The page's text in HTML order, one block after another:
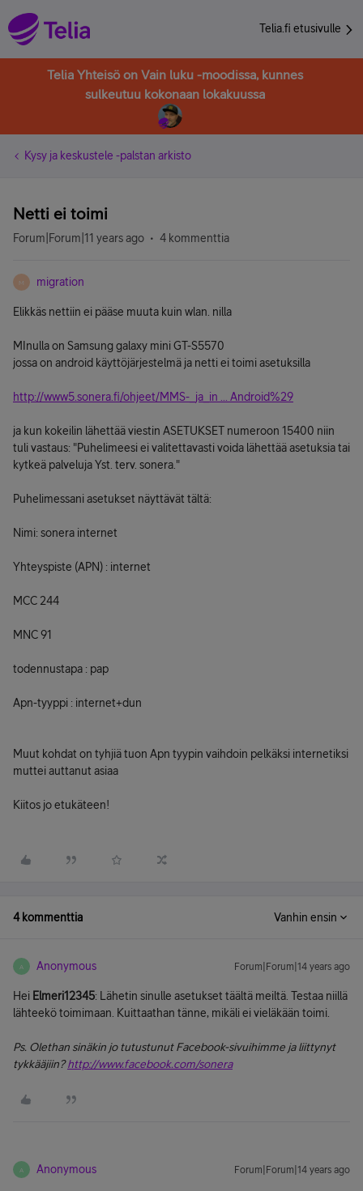
Telia.fi etusivulle
Telia Yhteisö on Vain luku -moodissa, kunnes
sulkeutuu kokonaan lokakuussa
Kysy ja keskustele -palstan arkisto
Netti ei toimi
Forum|Forum|11 years ago 4 kommenttia
M migration
Elikkäs nettiin ei pääse muuta kuin wlan. nilla
MInulla on Samsung galaxy mini GT-S5570
jossa on android käyttöjärjestelmä ja netti ei toimi asetuksilla
http://www5.sonera.fi/ohjeet/MMS-_ja_in ... Android%29
ja kun kokeilin lähettää viestin ASETUKSET numeroon 15400 niin
tuli vastaus: "Puhelimeesi ei valitettavasti voida lähettää asetuksia tai
kytkeä palveluja Yst. terv. sonera."
Puhelimessani asetukset näyttävät tältä:
Nimi: sonera internet
Yhteyspiste (APN) : internet
MCC 244
MNC 91
todennustapa : pap
Apn-tyyppi : internet+dun
Muut kohdat on tyhjiä tuon Apn tyypin vaihdoin pelkäksi internetiksi
muttei auttanut asiaa
Kiitos jo etukäteen!
4 kommenttia Vanhin ensin
A Anonymous Forum|Forum|14 years ago
Hei Elmeri12345: Lähetin sinulle asetukset täältä meiltä. Testaa niillä
lähteekö toimimaan. Kuittaathan tänne, mikäli ei vieläkään toimi.
Ps. Olethan sinäkin jo tutustunut Facebook-sivuihimme ja liittynyt
tykkääjiin?http://www.facebook.com/sonera
A Anonymous Forum|Forum|14 years ago